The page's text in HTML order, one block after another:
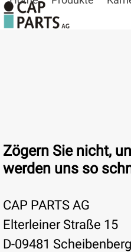
Zögern Sie nicht,
werden uns so
CAP PARTS AG
Elterleiner Straße 15
D-09481 Scheibenberg